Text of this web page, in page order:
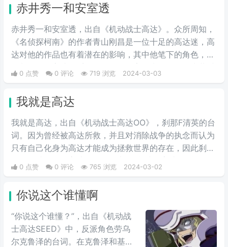
着粉色头发的美少女在可爱的外表下都隐藏着腹黑的本
质。
赤井秀一和安室透
赤井秀一和安室透，出自《机动战士高达》。众所周知，
《名侦探柯南》的作者青山刚昌是一位十足的高达迷，高
达对他的作品也有着潜在的影响，其中他笔下的角色，很
多都有用《高达》系列的角色的名字作为梗，例如赤井秀
一的名字就是夏亚的别名“赤色彗星”中取的，安室透的日
0 点赞 0 评论 719 浏览 2024-03-03
我就是高达
我就是高达，出自《机动战士高达OO》，刹那F清英的台
词。因为曾经被高达所救，并且对消除战争的执念而认为
只有自己化身为高达才能成为拯救世界的存在，因此刹那
的理念就是化作高达，最终说出了“我就是高达”的台词。
当时非常流行的梗，因为很有趣而被广泛流传，也是高达
0 点赞 0 评论 765 浏览 2024-03-02
你说这个谁懂啊
“你说这个谁懂？”，出自《机动战
士高达SEED》中，反派角色劳乌
尔克鲁泽的台词。在克鲁泽和基拉